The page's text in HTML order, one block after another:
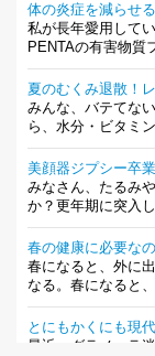
体の炎症を減らせ
私が長年愛用して
PENTAの有害物質
夏のむくみ退散！
みんな、バテてな
ら、水分・ビタミ
美顔器ジプシー卒
みなさん、たるみ
か？更年期に突入
春の健康に必要な
春になると、外に
なる。春になると
とにもかくにも現
最近、グラノーラ